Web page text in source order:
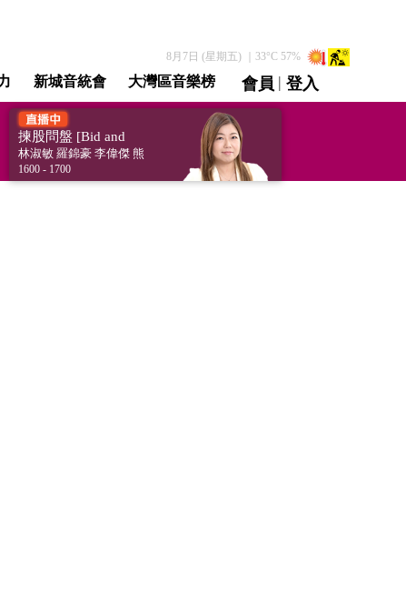
8月7日 (星期五) ｜ 33°C 57%
新城音統會 大灣區音樂榜 會員 | 登入
直播 / 重溫
揀股問盤 [Bid and
Ask]
林淑敏 羅錦豪 李偉傑 熊
麗萍 沈大師 黃偉豪 趙晞
文
1600 - 1700